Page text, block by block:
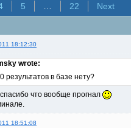
5 22 Next
18:12:30
wrote:
результатов в базе нету?
что вообще прогнал
18:51:08